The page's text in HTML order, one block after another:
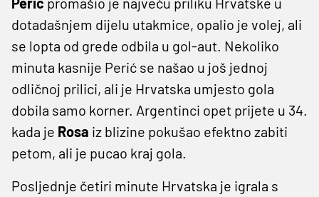
dotadašnjem dijelu utakmice, opalio je volej, ali
se lopta od grede odbila u gol-aut. Nekoliko
minuta kasnije Perić se našao u još jednoj
odličnoj prilici, ali je Hrvatska umjesto gola
dobila samo korner. Argentinci opet prijete u 34.
kada je Rosa iz blizine pokušao efektno zabiti
petom, ali je pucao kraj gola.
Posljednje četiri minute Hrvatska je igrala s